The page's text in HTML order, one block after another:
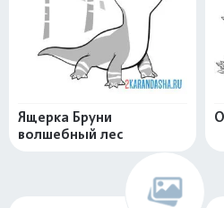
Ящерка Бруни
волшебный лес